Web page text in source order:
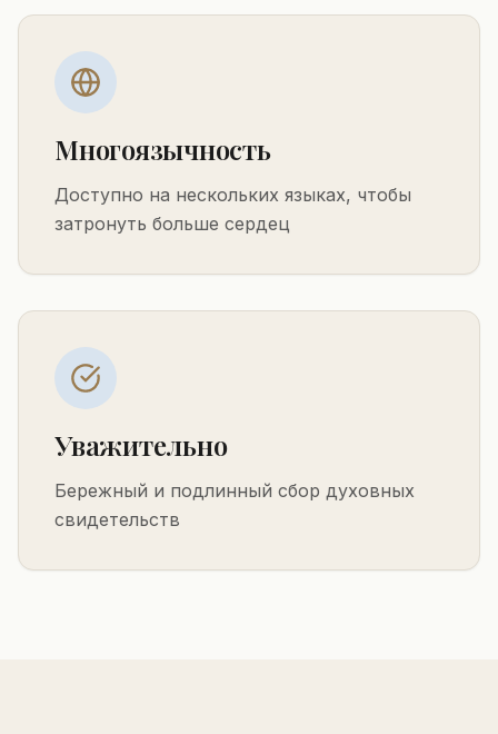
Многоязычность
Доступно на нескольких языках, чтобы
затронуть больше сердец
Уважительно
Бережный и подлинный сбор духовных
свидетельств